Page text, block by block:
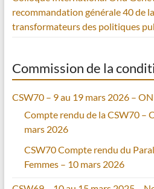
recommandation générale 40 de
transformateurs des politiques
Commission de la
CSW70 – 9 au 19 mars 2026 –
Compte rendu de la CSW70 –
mars 2026
CSW70 Compte rendu du
Femmes – 10 mars 2026